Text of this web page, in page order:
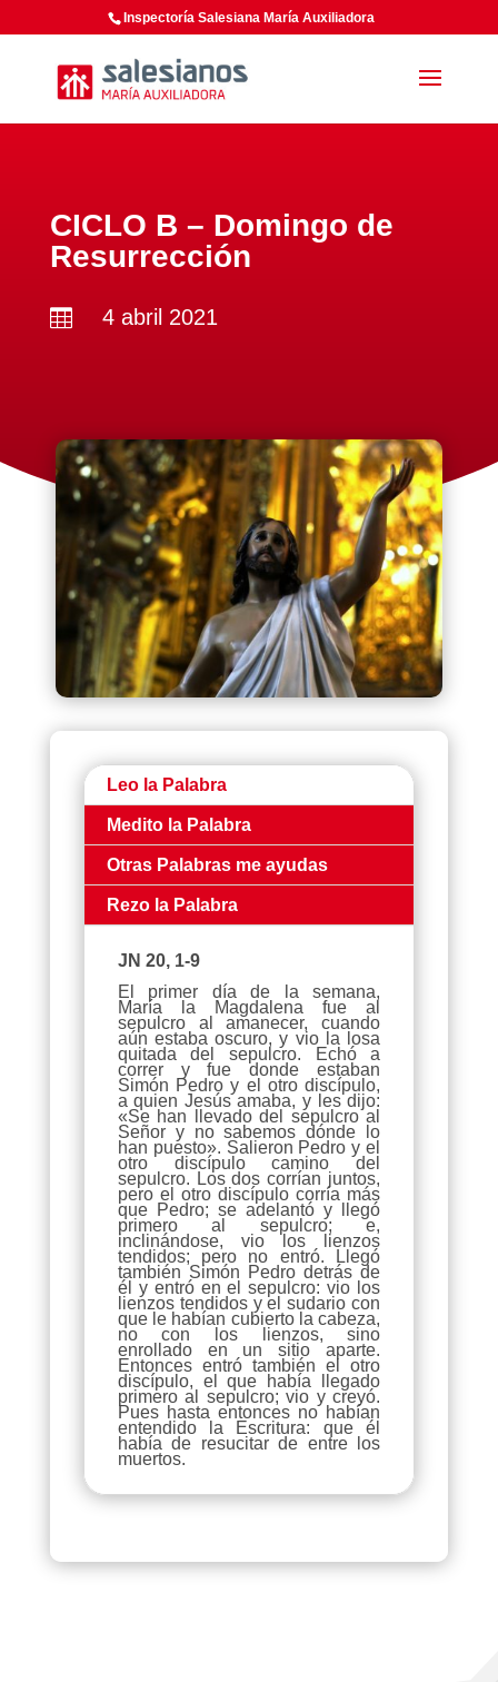
Inspectoría Salesiana María Auxiliadora
CICLO B – Domingo de
Resurrección
 4 abril 2021
Leo la Palabra
Medito la Palabra
Otras Palabras me ayudas
Rezo la Palabra
JN 20, 1-9
El primer día de la semana,
María la Magdalena fue al
sepulcro al amanecer, cuando
aún estaba oscuro, y vio la losa
quitada del sepulcro. Echó a
correr y fue donde estaban
Simón Pedro y el otro discípulo,
a quien Jesús amaba, y les dijo:
«Se han llevado del sepulcro al
Señor y no sabemos dónde lo
han puesto». Salieron Pedro y el
otro discípulo camino del
sepulcro. Los dos corrían juntos,
pero el otro discípulo corría más
que Pedro; se adelantó y llegó
primero al sepulcro; e,
inclinándose, vio los lienzos
tendidos; pero no entró. Llegó
también Simón Pedro detrás de
él y entró en el sepulcro: vio los
lienzos tendidos y el sudario con
que le habían cubierto la cabeza,
no con los lienzos, sino
enrollado en un sitio aparte.
Entonces entró también el otro
discípulo, el que había llegado
primero al sepulcro; vio y creyó.
Pues hasta entonces no habían
entendido la Escritura: que él
había de resucitar de entre los
muertos.